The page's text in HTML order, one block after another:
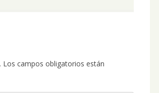
Los campos obligatorios están